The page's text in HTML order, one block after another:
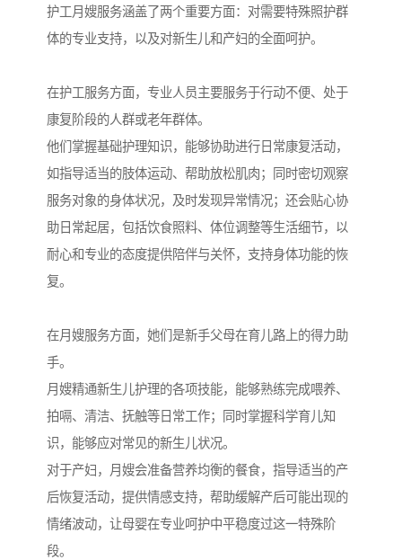
护工月嫂服务涵盖了两个重要方面：对需要特殊照护群
体的专业支持，以及对新生儿和产妇的全面呵护。
在护工服务方面，专业人员主要服务于行动不便、处于
康复阶段的人群或老年群体。
他们掌握基础护理知识，能够协助进行日常康复活动，
如指导适当的肢体运动、帮助放松肌肉；同时密切观察
服务对象的身体状况，及时发现异常情况；还会贴心协
助日常起居，包括饮食照料、体位调整等生活细节，以
耐心和专业的态度提供陪伴与关怀，支持身体功能的恢
复。
在月嫂服务方面，她们是新手父母在育儿路上的得力助
手。
月嫂精通新生儿护理的各项技能，能够熟练完成喂养、
拍嗝、清洁、抚触等日常工作；同时掌握科学育儿知
识，能够应对常见的新生儿状况。
对于产妇，月嫂会准备营养均衡的餐食，指导适当的产
后恢复活动，提供情感支持，帮助缓解产后可能出现的
情绪波动，让母婴在专业呵护中平稳度过这一特殊阶
段。